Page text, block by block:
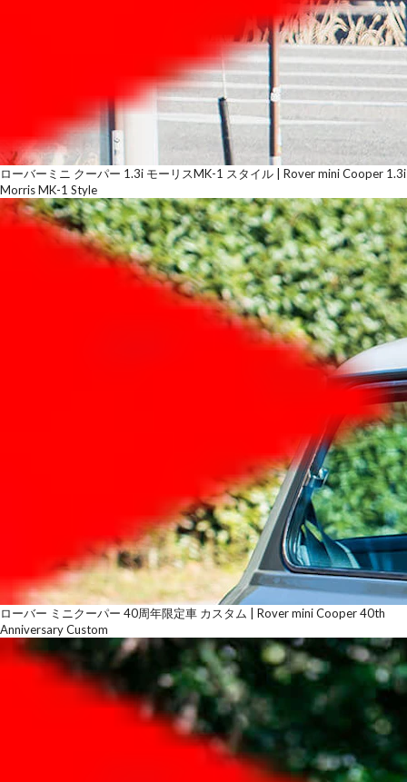
ローバーミニ クーパー 1.3i モーリスMK-1 スタイル | Rover mini Cooper 1.3i
Morris MK-1 Style
ローバー ミニクーパー 40周年限定車 カスタム | Rover mini Cooper 40th
Anniversary Custom